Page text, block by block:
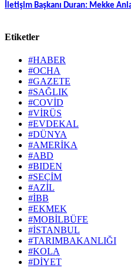
İletişim Başkanı Duran: Mekke
Etiketler
#HABER
#OCHA
#GAZETE
#SAĞLIK
#COVİD
#VİRÜS
#EVDEKAL
#DÜNYA
#AMERİKA
#ABD
#BIDEN
#SEÇİM
#AZİL
#İBB
#EKMEK
#MOBİLBÜFE
#İSTANBUL
#TARIMBAKANLIĞI
#KOLA
#DİYET